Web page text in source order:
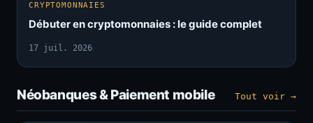
CRYPTOMONNAIES
Débuter en cryptomonnaies : le guide complet
17 juil. 2026
Néobanques & Paiement mobile Tout voir →